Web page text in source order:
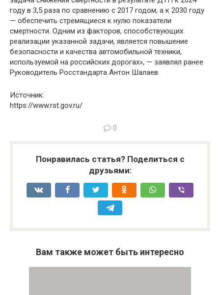
году в 3,5 раза по сравнению с 2017 годом, а к 2030 году
— обеспечить стремящиеся к нулю показатели
смертности. Одним из факторов, способствующих
реализации указанной задачи, является повышение
безопасности и качества автомобильной техники,
используемой на российских дорогах», — заявлял ранее
Руководитель Росстандарта Антон Шалаев.
Источник:
https://www.rst.gov.ru/
0
Понравилась статья? Поделиться с
друзьями:
Вам также может быть интересно